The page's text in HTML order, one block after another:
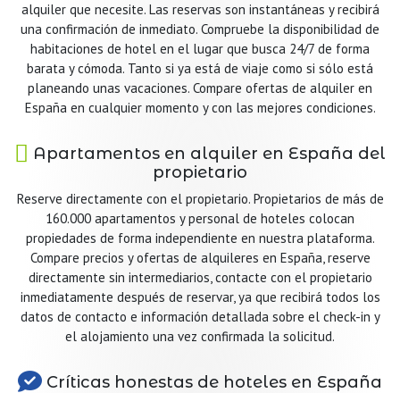
alquiler que necesite. Las reservas son instantáneas y recibirá
una confirmación de inmediato. Compruebe la disponibilidad de
habitaciones de hotel en el lugar que busca 24/7 de forma
barata y cómoda. Tanto si ya está de viaje como si sólo está
planeando unas vacaciones. Compare ofertas de alquiler en
España en cualquier momento y con las mejores condiciones.
Apartamentos en alquiler en España del
propietario
Reserve directamente con el propietario. Propietarios de más de
160.000 apartamentos y personal de hoteles colocan
propiedades de forma independiente en nuestra plataforma.
Compare precios y ofertas de alquileres en España, reserve
directamente sin intermediarios, contacte con el propietario
inmediatamente después de reservar, ya que recibirá todos los
datos de contacto e información detallada sobre el check-in y
el alojamiento una vez confirmada la solicitud.
Críticas honestas de hoteles en España